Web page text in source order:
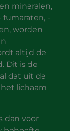
mineralen,
fumaraten, -
worden
altijd de
Dit is de
dat uit de
lichaam
dan voor